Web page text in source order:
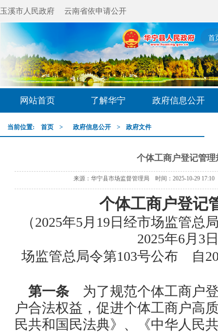
玉溪市人民政府 云南省依申请公开
首
网站首页 了解华宁 政府信息公开
当前位置: 首页 > 政府信息公开 > 政府文件
个体工商户登记管理
来源：华宁县市场监督管理局 时间：2025-10-29
个体工商户登记
（2025年5月19日经市场监管
2025年6月3
场监管总局令第103号公布 自
第一条为了规范个体工商户
户合法权益，促进个体工商户高
民共和国民法典》、《中华人民